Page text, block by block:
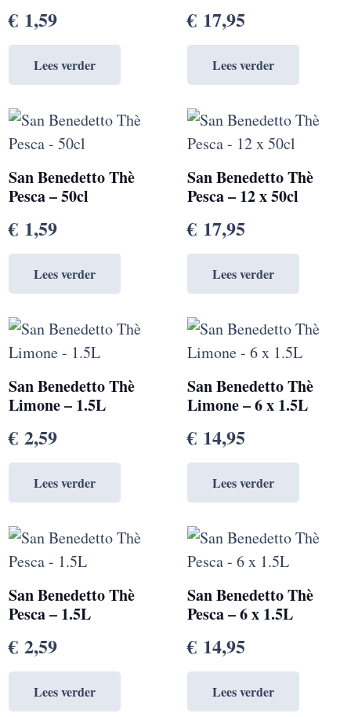
€ 1,59
Lees verder
€ 17,95
Lees verder
San Benedetto Thè
Pesca – 50cl
€ 1,59
Lees verder
San Benedetto Thè
Pesca – 12 x 50cl
€ 17,95
Lees verder
San Benedetto Thè
Limone – 1.5L
€ 2,59
Lees verder
San Benedetto Thè
Limone – 6 x 1.5L
€ 14,95
Lees verder
San Benedetto Thè
Pesca – 1.5L
€ 2,59
Lees verder
San Benedetto Thè
Pesca – 6 x 1.5L
€ 14,95
Lees verder